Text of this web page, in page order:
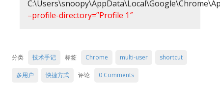
–profile-directory=”Profile 1″
分类 技术手记 标签 Chrome multi-user shortcut
多用户 快捷方式 评论 0 Comments